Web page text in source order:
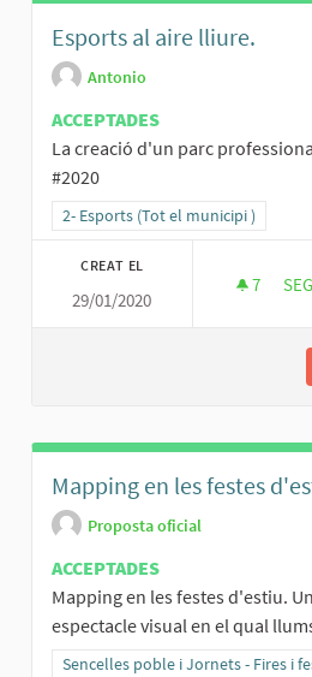
Esports al aire lliure.
Antonio
ACCEPTADES
La creació d'un parc
#2020
Resultats al filtrar per la categoria:
2- Esports (Tot el municipi )
CREAT EL
29/01/2020
7 7
Mapping en les festes
Proposta oficial
ACCEPTADES
Mapping en les festes d'estiu.
espectacle visual en el qual
Resultats al filtrar per la
Sencelles poble i Jornets - Fires i